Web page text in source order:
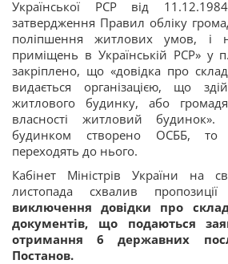
Української РСР від
затвердження Правил обліку
поліпшення житлових умов, і
приміщень в Українській РСР» у
закріплено, що «довідка про склад
видається організацією, що
житлового будинку, або
власності житловий
будинком створено ОСББ, то
переходять до нього.
Кабінет Міністрів України на
листопада схвалив
виключення довідки про
документів, що подаються
отримання 6 державних
Постанов.